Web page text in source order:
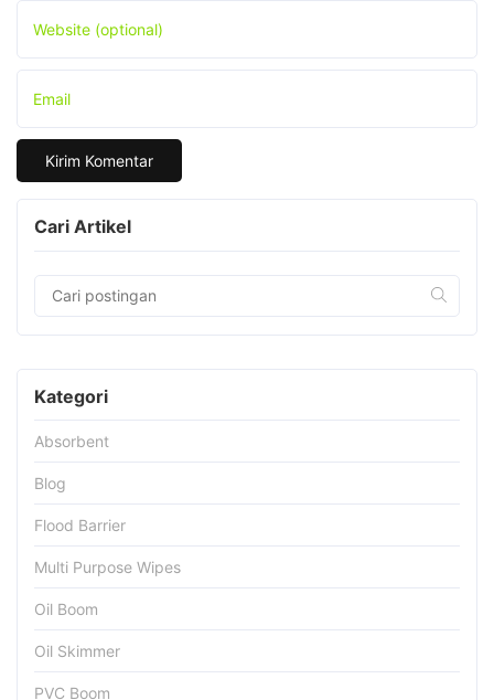
Website (optional)
Email
Cari Artikel
Kategori
Absorbent
Blog
Flood Barrier
Multi Purpose Wipes
Oil Boom
Oil Skimmer
PVC Boom